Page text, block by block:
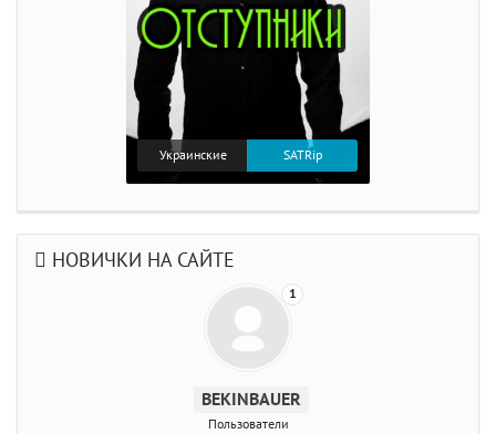
Украинские SATRip
НОВИЧКИ НА САЙТЕ
1
BEKINBAUER
Пользователи